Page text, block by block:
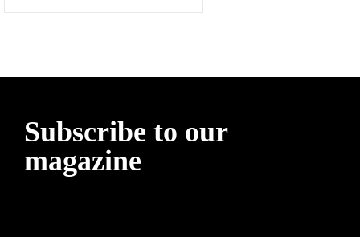
Subscribe to our
magazine